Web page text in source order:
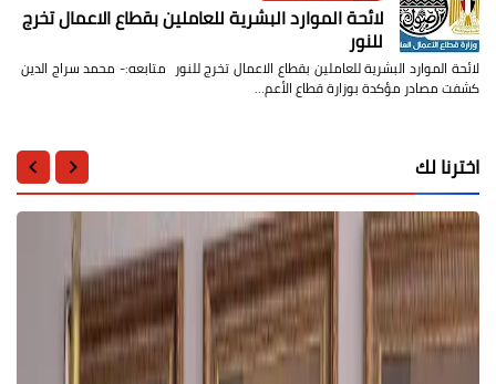
لائحة الموارد البشرية للعاملين بقطاع الاعمال تخرج
للنور
لائحة الموارد البشرية للعاملين بقطاع الاعمال تخرج للنور متابعه:- محمد سراج الدين
كشفت مصادر مؤكدة بوزارة قطاع الأعم…
اخترنا لك